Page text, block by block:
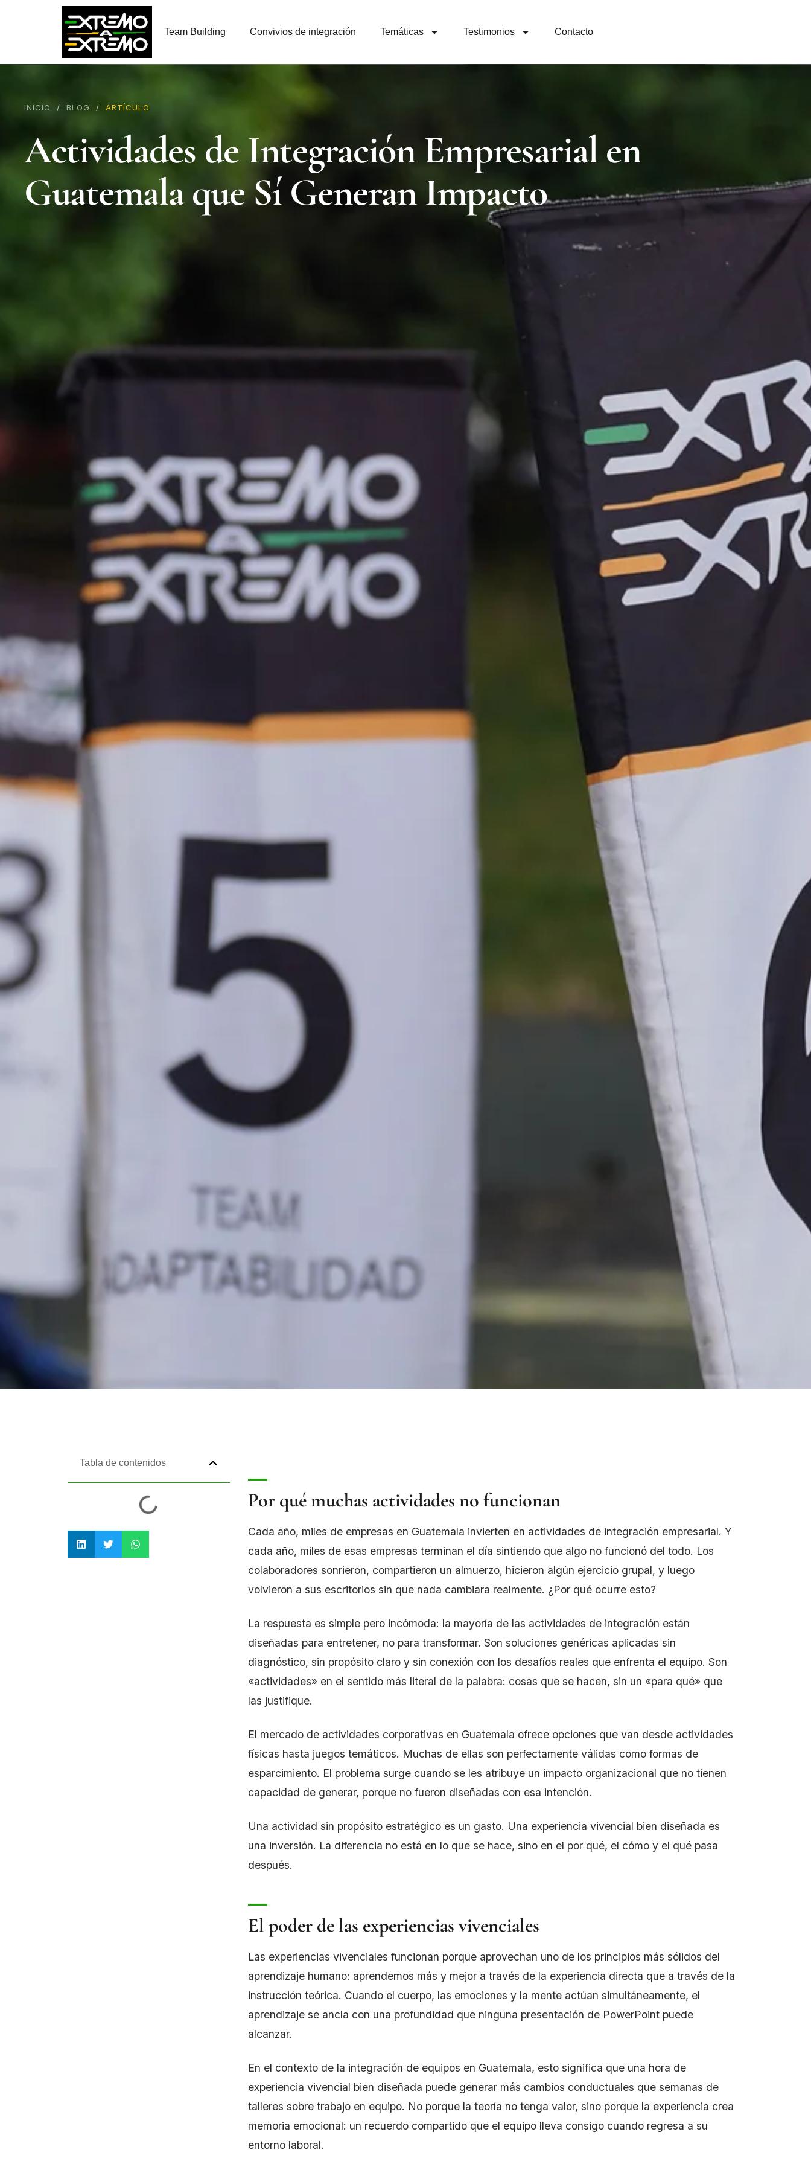
Team Building Convivios de integración Temáticas Testimonios Contacto
INICIO / BLOG / ARTÍCULO
Actividades de Integración Empresarial en
Guatemala que Sí Generan Impacto
Tabla de contenidos
Por qué muchas actividades no funcionan
Cada año, miles de empresas en Guatemala invierten en actividades de integración empresarial. Y
cada año, miles de esas empresas terminan el día sintiendo que algo no funcionó del todo. Los
colaboradores sonrieron, compartieron un almuerzo, hicieron algún ejercicio grupal, y luego
volvieron a sus escritorios sin que nada cambiara realmente. ¿Por qué ocurre esto?
La respuesta es simple pero incómoda: la mayoría de las actividades de integración están
diseñadas para entretener, no para transformar. Son soluciones genéricas aplicadas sin
diagnóstico, sin propósito claro y sin conexión con los desafíos reales que enfrenta el equipo. Son
«actividades» en el sentido más literal de la palabra: cosas que se hacen, sin un «para qué» que
las justifique.
El mercado de actividades corporativas en Guatemala ofrece opciones que van desde actividades
físicas hasta juegos temáticos. Muchas de ellas son perfectamente válidas como formas de
esparcimiento. El problema surge cuando se les atribuye un impacto organizacional que no tienen
capacidad de generar, porque no fueron diseñadas con esa intención.
Una actividad sin propósito estratégico es un gasto. Una experiencia vivencial bien diseñada es
una inversión. La diferencia no está en lo que se hace, sino en el por qué, el cómo y el qué pasa
después.
El poder de las experiencias vivenciales
Las experiencias vivenciales funcionan porque aprovechan uno de los principios más sólidos del
aprendizaje humano: aprendemos más y mejor a través de la experiencia directa que a través de la
instrucción teórica. Cuando el cuerpo, las emociones y la mente actúan simultáneamente, el
aprendizaje se ancla con una profundidad que ninguna presentación de PowerPoint puede
alcanzar.
En el contexto de la integración de equipos en Guatemala, esto significa que una hora de
experiencia vivencial bien diseñada puede generar más cambios conductuales que semanas de
talleres sobre trabajo en equipo. No porque la teoría no tenga valor, sino porque la experiencia crea
memoria emocional: un recuerdo compartido que el equipo lleva consigo cuando regresa a su
entorno laboral.